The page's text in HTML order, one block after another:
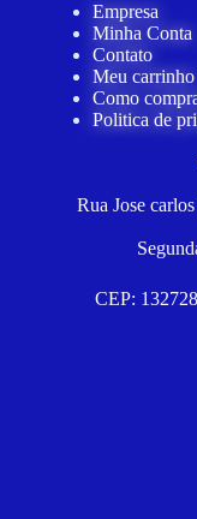
Empresa
Minha Conta
Contato
Meu carrinho
Como
Politica de
Rua Jose
CEP: